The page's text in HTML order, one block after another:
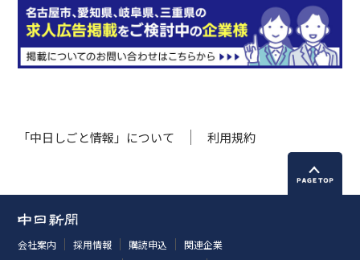
「中日しごと情報」について 利用規約
会社案内 採用情報 購読申込
関連企業